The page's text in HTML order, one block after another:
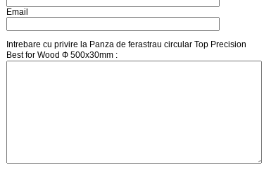
Email
Intrebare cu privire la Panza de ferastrau circular Top Precision
Best for Wood Ф 500x30mm :